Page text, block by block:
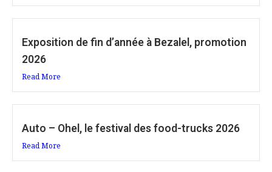
Exposition de fin d’année à Bezalel, promotion
2026
Read More
Auto – Ohel, le festival des food-trucks 2026
Read More